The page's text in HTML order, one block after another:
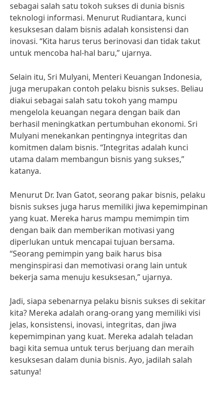
sebagai salah satu tokoh sukses di dunia bisnis
teknologi informasi. Menurut Rudiantara, kunci
kesuksesan dalam bisnis adalah konsistensi dan
inovasi. “Kita harus terus berinovasi dan tidak takut
untuk mencoba hal-hal baru,” ujarnya.
Selain itu, Sri Mulyani, Menteri Keuangan Indonesia,
juga merupakan contoh pelaku bisnis sukses. Beliau
diakui sebagai salah satu tokoh yang mampu
mengelola keuangan negara dengan baik dan
berhasil meningkatkan pertumbuhan ekonomi. Sri
Mulyani menekankan pentingnya integritas dan
komitmen dalam bisnis. “Integritas adalah kunci
utama dalam membangun bisnis yang sukses,”
katanya.
Menurut Dr. Ivan Gatot, seorang pakar bisnis, pelaku
bisnis sukses juga harus memiliki jiwa kepemimpinan
yang kuat. Mereka harus mampu memimpin tim
dengan baik dan memberikan motivasi yang
diperlukan untuk mencapai tujuan bersama.
“Seorang pemimpin yang baik harus bisa
menginspirasi dan memotivasi orang lain untuk
bekerja sama menuju kesuksesan,” ujarnya.
Jadi, siapa sebenarnya pelaku bisnis sukses di sekitar
kita? Mereka adalah orang-orang yang memiliki visi
jelas, konsistensi, inovasi, integritas, dan jiwa
kepemimpinan yang kuat. Mereka adalah teladan
bagi kita semua untuk terus berjuang dan meraih
kesuksesan dalam dunia bisnis. Ayo, jadilah salah
satunya!